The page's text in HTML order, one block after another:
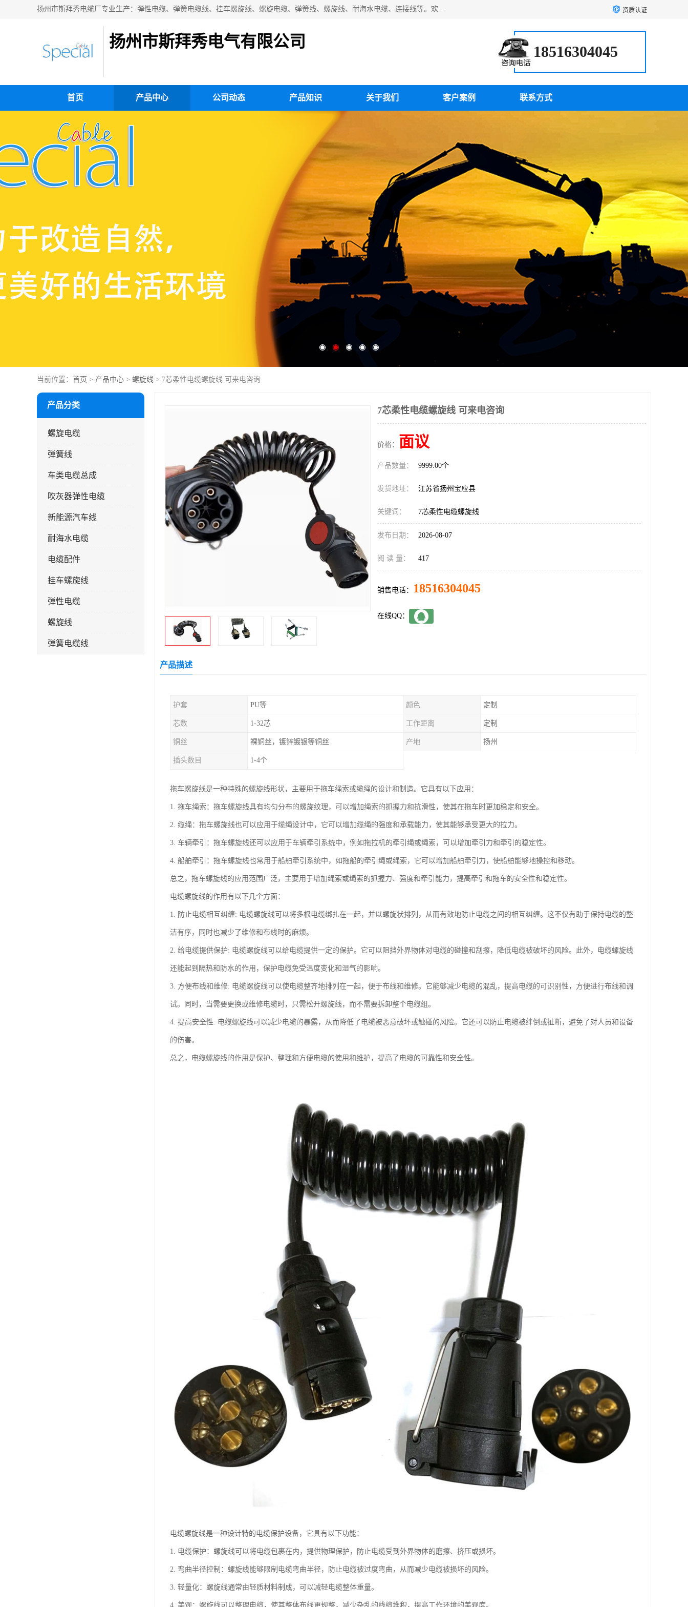
扬州市斯拜秀电缆厂专业生产：弹性电缆、弹簧电缆线、挂车螺旋线、螺旋电缆、弹簧线、螺旋线、耐海水电缆、连接线等。欢迎来电咨询！ 资质认证
扬州市斯拜秀电气有限公司
18516304045
首页 产品中心 公司动态 产品知识 关于我们 客户案例 联系方式
当前位置： 首页 > 产品中心 > 螺旋线 > 7芯柔性电缆螺旋线 可来电咨询
产品分类
螺旋电缆
弹簧线
车类电缆总成
吹灰器弹性电缆
新能源汽车线
耐海水电缆
电缆配件
挂车螺旋线
弹性电缆
螺旋线
弹簧电缆线
7芯柔性电缆螺旋线 可来电咨询
价格： 面议
产品数量： 9999.00个
发货地址： 江苏省扬州宝应县
关键词： 7芯柔性电缆螺旋线
发布日期： 2026-08-07
阅 读 量： 417
销售电话： 18516304045
在线QQ：
产品描述
护套 PU等 颜色 定制
芯数 1-32芯 工作距离 定制
铜丝 裸铜丝，镀锌镀银等铜丝 产地 扬州
插头数目 1-4个
拖车螺旋线是一种特殊的螺旋线形状，主要用于拖车绳索或缆绳的设计和制造。它具有以下应用：
1. 拖车绳索：拖车螺旋线具有均匀分布的螺旋纹理，可以增加绳索的抓握力和抗滑性，使其在拖车时更加稳定和安全。
2. 缆绳：拖车螺旋线也可以应用于缆绳设计中，它可以增加缆绳的强度和承载能力，使其能够承受更大的拉力。
3. 车辆牵引：拖车螺旋线还可以应用于车辆牵引系统中，例如拖拉机的牵引绳或绳索，可以增加牵引力和牵引的稳定性。
4. 船舶牵引：拖车螺旋线也常用于船舶牵引系统中，如拖船的牵引绳或绳索，它可以增加船舶牵引力，使船舶能够地操控和移动。
总之，拖车螺旋线的应用范围广泛，主要用于增加绳索或绳索的抓握力、强度和牵引能力，提高牵引和拖车的安全性和稳定性。
电缆螺旋线的作用有以下几个方面：
1. 防止电缆相互纠缠: 电缆螺旋线可以将多根电缆绑扎在一起，并以螺旋状排列，从而有效地防止电缆之间的相互纠缠。这不仅有助于保持电缆的整
洁有序，同时也减少了维修和布线时的麻烦。
2. 给电缆提供保护: 电缆螺旋线可以给电缆提供一定的保护。它可以阻挡外界物体对电缆的碰撞和刮擦，降低电缆被破坏的风险。此外，电缆螺旋线
还能起到隔热和防水的作用，保护电缆免受温度变化和湿气的影响。
3. 方便布线和维修: 电缆螺旋线可以使电缆整齐地排列在一起，便于布线和维修。它能够减少电缆的混乱，提高电缆的可识别性，方便进行布线和调
试。同时，当需要更换或维修电缆时，只需松开螺旋线，而不需要拆卸整个电缆组。
4. 提高安全性: 电缆螺旋线可以减少电缆的暴露，从而降低了电缆被恶意破坏或触碰的风险。它还可以防止电缆被绊倒或扯断，避免了对人员和设备
的伤害。
总之，电缆螺旋线的作用是保护、整理和方便电缆的使用和维护，提高了电缆的可靠性和安全性。
电缆螺旋线是一种设计特的电缆保护设备，它具有以下功能：
1. 电缆保护：螺旋线可以将电缆包裹在内，提供物理保护，防止电缆受到外界物体的磨擦、挤压或损坏。
2. 弯曲半径控制：螺旋线能够限制电缆弯曲半径，防止电缆被过度弯曲，从而减少电缆被损坏的风险。
3. 轻量化：螺旋线通常由轻质材料制成，可以减轻电缆整体重量。
4. 美观：螺旋线可以整理电缆，使其整体布线更规整，减少杂乱的线缆堆积，提高工作环境的美观度。